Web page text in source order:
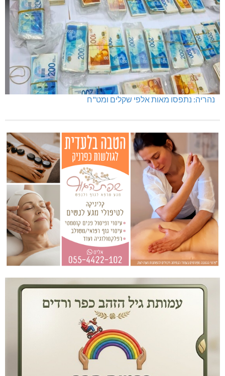
נהריה: נתפסו מאות אלפי שקלים ומט"ח